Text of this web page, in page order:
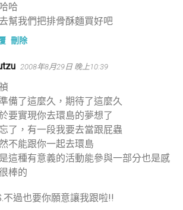
哈
幫我們把排骨酥麵買好吧
刪除
2008年8月29日 晚上10:39
備了這麼久，期待了這麼久
要實現你去環島的夢想了
了，有一段我要去當跟屁蟲
不能跟你一起去環島
這種有意義的活動能參與一部分也是感
棒的
不過也要你願意讓我跟啦!!